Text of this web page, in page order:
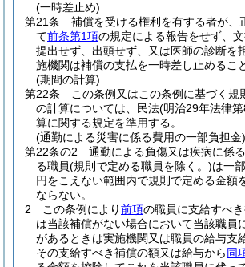
(一時差止め)
第21条
補償を受ける権利を有する者が、
て前条第1項の規定による報告をせず、
提出せず、出頭せず、又は医師の診断を
施機関は補償の支払を一時差し止めるこ
(期間の計算)
第22条
この条例又はこの条例に基づく規
の計算については、民法(明治29年法律
算に関する規定を準用する。
(通勤による災害に係る費用の一部負担金)
第22条の2
通勤による負傷又は疾病に係
る職員(規則で定める職員を除く。)は一
円をこえない範囲内で規則で定める金額
ならない。
2
この条例により前項の職員に支給すべ
は当該補償がない場合において当該職員
があるときは実施機関又は職員の給与支
その支給すべき補償の額又は給与から同